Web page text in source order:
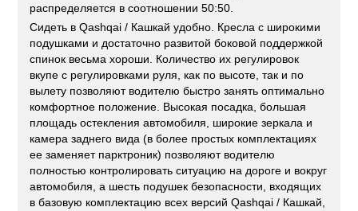
распределяется в соотношении 50:50.
Сидеть в Qashqai / Кашкай удобно. Кресла с широкими
подушками и достаточно развитой боковой поддержкой
спинок весьма хороши. Количество их регулировок
вкупе с регулировками руля, как по высоте, так и по
вылету позволяют водителю быстро занять оптимально
комфортное положение. Высокая посадка, большая
площадь остекления автомобиля, широкие зеркала и
камера заднего вида (в более простых комплектациях
ее заменяет парктроник) позволяют водителю
полностью контролировать ситуацию на дороге и вокруг
автомобиля, а шесть подушек безопасности, входящих
в базовую комплектацию всех версий Qashqai / Кашкай,